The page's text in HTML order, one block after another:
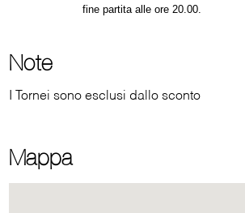
fine partita alle ore 20.00.
Note
I Tornei sono esclusi dallo sconto
Mappa